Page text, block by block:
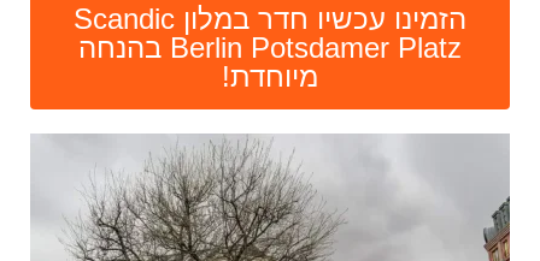
הזמינו עכשיו חדר במלון Scandic
Berlin Potsdamer Platz בהנחה
מיוחדת!